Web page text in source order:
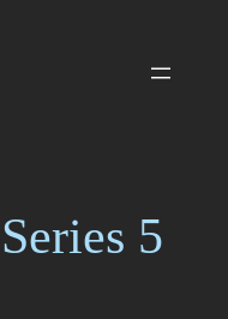
Series 5